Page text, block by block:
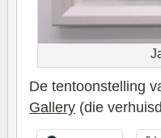
De tentoonstelling
Gallery (die